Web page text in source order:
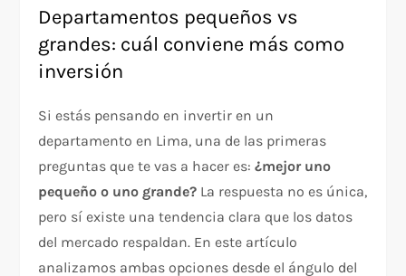
Departamentos pequeños vs
grandes: cuál conviene más como
inversión
Si estás pensando en invertir en un
departamento en Lima, una de las primeras
preguntas que te vas a hacer es:¿mejor uno
pequeño o uno grande? La respuesta no es única,
pero sí existe una tendencia clara que los datos
del mercado respaldan. En este artículo
analizamos ambas opciones desde el ángulo del